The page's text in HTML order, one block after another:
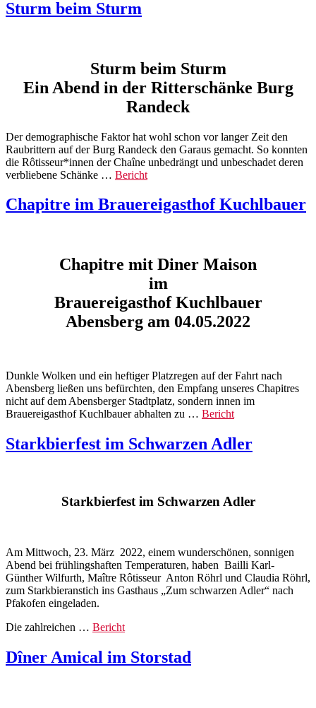
Sturm beim Sturm
Sturm beim Sturm
Ein Abend in der Ritterschänke Burg
Randeck
Der demographische Faktor hat wohl schon vor langer Zeit den
Raubrittern auf der Burg Randeck den Garaus gemacht. So konnten
die Rôtisseur*innen der Chaîne unbedrängt und unbeschadet deren
verbliebene Schänke … Bericht
Chapitre im Brauereigasthof Kuchlbauer
Chapitre mit Diner Maison
im
Brauereigasthof Kuchlbauer
Abensberg am 04.05.2022
Dunkle Wolken und ein heftiger Platzregen auf der Fahrt nach
Abensberg ließen uns befürchten, den Empfang unseres Chapitres
nicht auf dem Abensberger Stadtplatz, sondern innen im
Brauereigasthof Kuchlbauer abhalten zu … Bericht
Starkbierfest im Schwarzen Adler
Starkbierfest im Schwarzen Adler
Am Mittwoch, 23. März 2022, einem wunderschönen, sonnigen
Abend bei frühlingshaften Temperaturen, haben Bailli Karl-
Günther Wilfurth, Maître Rôtisseur Anton Röhrl und Claudia Röhrl,
zum Starkbieranstich ins Gasthaus „Zum schwarzen Adler“ nach
Pfakofen eingeladen.
Die zahlreichen … Bericht
Dîner Amical im Storstad